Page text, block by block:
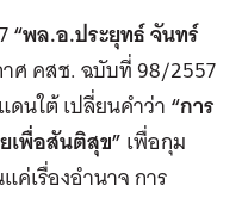
“พล.อ.ประยุทธ์ จันทร์
ศ คสช. ฉบับที่ 98/2557
นใต้ เปลี่ยนคำว่า“การ
เพื่อสันติสุข”เพื่อกุม
ค่เรื่องอำนาจ การ